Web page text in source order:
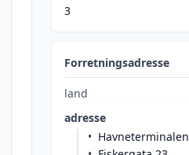
3
Forretningsadresse
land
adresse
Havneterminalen